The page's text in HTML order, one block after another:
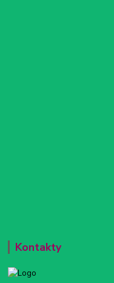
Kontakty